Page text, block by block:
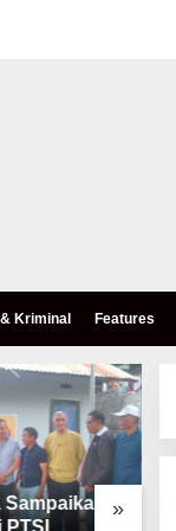
Kriminal Features
»